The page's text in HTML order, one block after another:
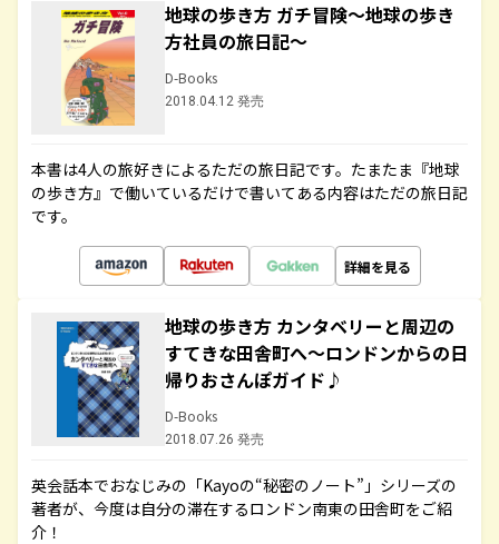
地球の歩き方 ガチ冒険～地球の歩き
方社員の旅日記～
D-Books
2018.04.12 発売
本書は4人の旅好きによるただの旅日記です。たまたま『地球
の歩き方』で働いているだけで書いてある内容はただの旅日記
です。
詳細を見る
地球の歩き方 カンタベリーと周辺の
すてきな田舎町へ～ロンドンからの日
帰りおさんぽガイド♪
D-Books
2018.07.26 発売
英会話本でおなじみの「Kayoの“秘密のノート”」シリーズの
著者が、今度は自分の滞在するロンドン南東の田舎町をご紹
介！